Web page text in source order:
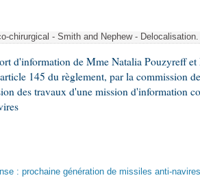
chirurgical - Smith and Nephew -
d'information de Mme Natalia Pouzyreff
145 du règlement, par la commission
des travaux d'une mission d'information
: prochaine génération de missiles anti-